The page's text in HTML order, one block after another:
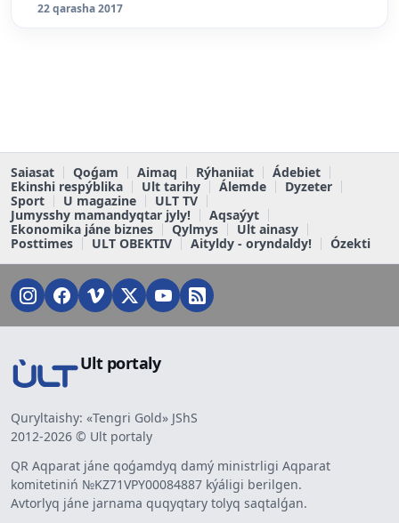
22 qarasha 2017
Saiasat Qoǵam Aimaq Rýhaniiat
Ádebiet
Ekinshi respýblika
Ult tarihy Álemde
Dyzeter
Sport
U magazine
ULT TV
Jumysshy mamandyqtar jyly!
Aqsaýyt
Ekonomika jáne biznes
Qylmys
Ult ainasy
Posttimes
ULT OBEKTIV Aityldy - oryndaldy! Ózekti
Ult portaly
Quryltaishy: «Tengri Gold» JShS
2012-2026 © Ult portaly
QR Aqparat jáne qoǵamdyq damý ministrligi Aqparat
komitetiniń №KZ71VPY00084887 kýáligi berilgen.
Avtorlyq jáne jarnama quqyqtary tolyq saqtalǵan.